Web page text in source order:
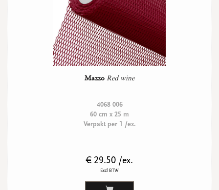
Mazzo Red wine
4068 006
60 cm x 25 m
Verpakt per 1 /ex.
€ 29.50 /ex.
Excl BTW